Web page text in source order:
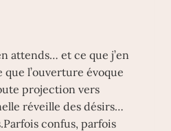
attends… et ce que j’en
l’ouverture évoque
projection vers
réveille des désirs…
confus, parfois